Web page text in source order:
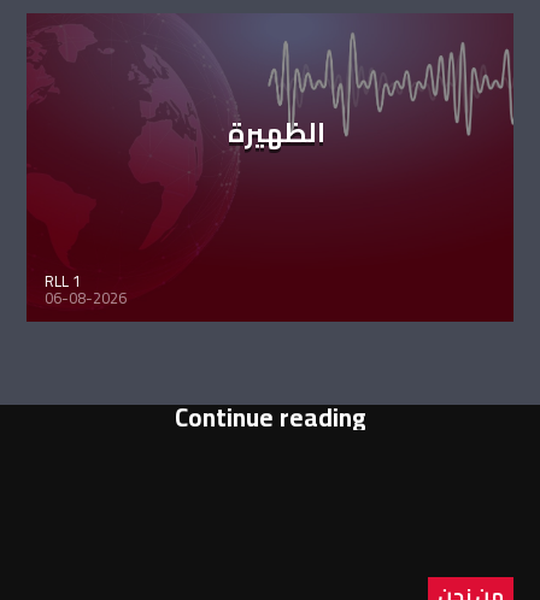
الظهيرة
RLL 1
06-08-2026
Continue reading